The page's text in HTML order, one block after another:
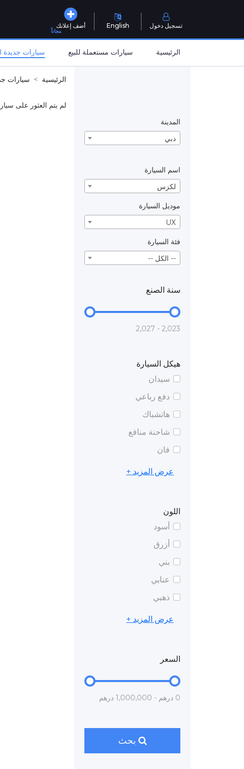
أضف إعلانك
مجاناً
English تسجيل دخول
الرئيسية سيارات مستعملة للبيع سيارات جديدة
المدينة
دبي
اسم السيارة
لكزس
موديل السيارة
UX
فئة السيارة
-- الكل --
سنة الصنع
2,023 - 2,027
هيكل السيارة
سيدان
دفع رباعي
هاتشباك
شاحنة منافع
فان
عرض المزيد +
اللون
أسود
أزرق
بني
عنابي
ذهبي
عرض المزيد +
السعر
0 درهم - 1,000,000 درهم
بحث
الرئيسية سيارات
لم يتم العثور على